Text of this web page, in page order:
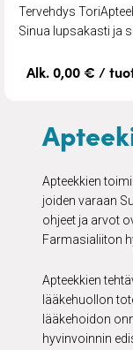
Tervehdys
Sinua lupsakasti ja
Alk. 0,00 € /
Apteekkien
joiden varaan
ohjeet ja arvot
Farmasialiiton
Apteekkien
lääkehuollon
lääkehoidon
hyvinvoinnin